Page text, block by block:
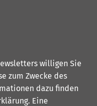
willigen Sie
zum Zwecke des
dazu finden
. Eine